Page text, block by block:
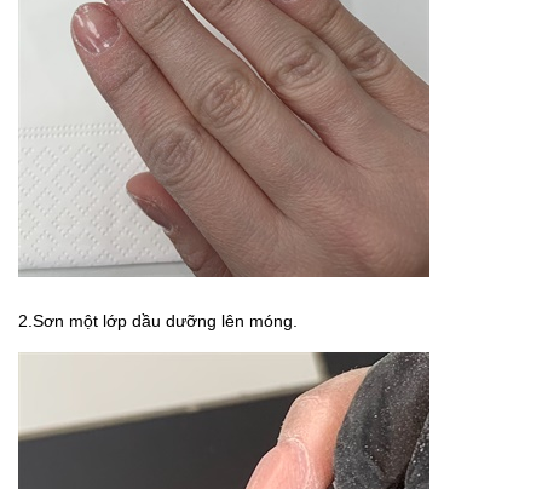
2.Sơn một lớp dầu dưỡng lên móng.